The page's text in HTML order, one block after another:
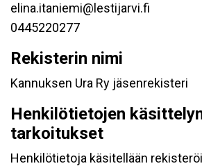
elina.itaniemi@lestijarvi.fi
0445220277
Rekisterin nimi
Kannuksen Ura Ry jäsenrekisteri
Henkilötietojen
tarkoitukset
Henkilötietoja käsitellään